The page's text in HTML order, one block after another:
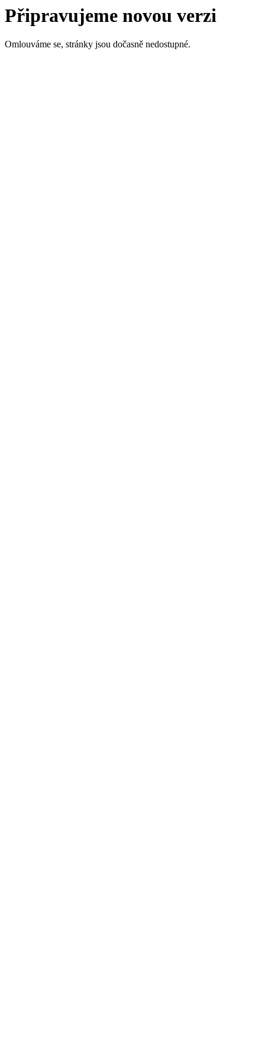
Připravujeme novou verzi
Omlouváme se, stránky jsou dočasně nedostupné.